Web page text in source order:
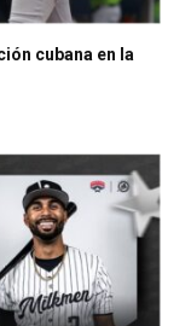
cubana en la